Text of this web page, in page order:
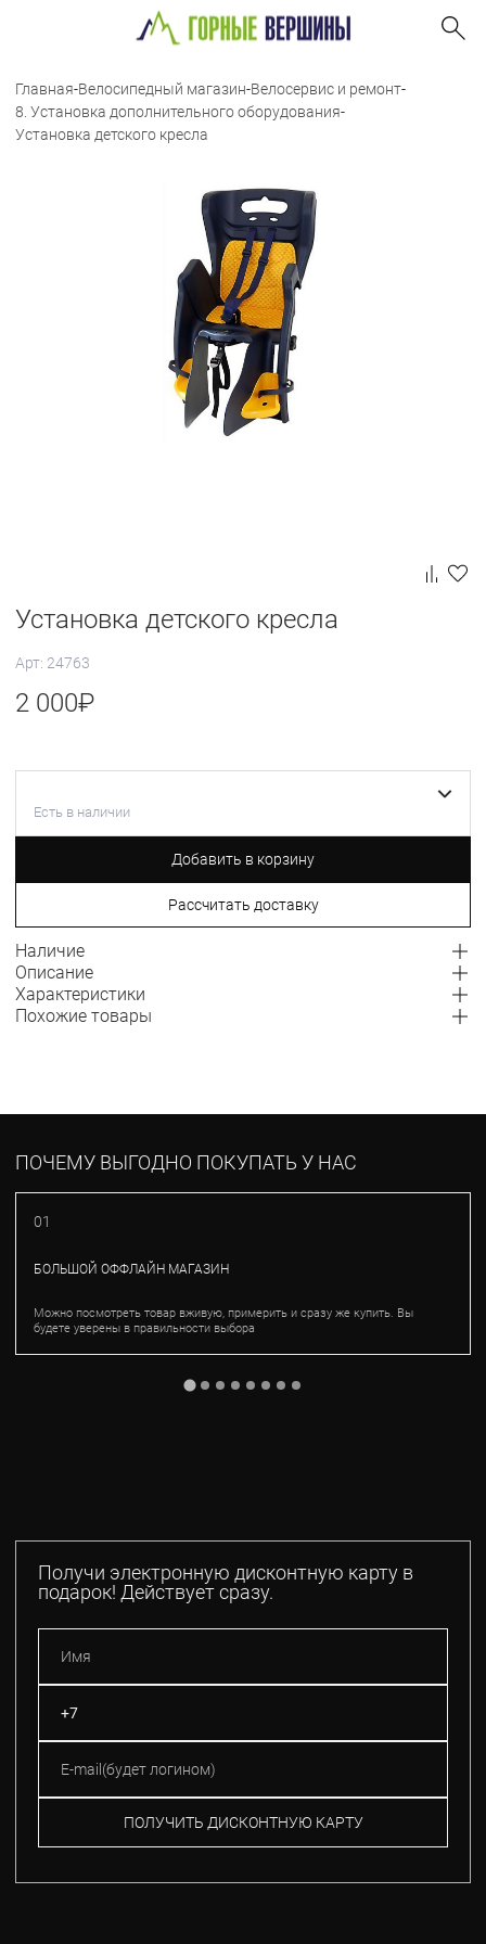
Главная-Велосипедный магазин-Велосервис и ремонт-
8. Установка дополнительного оборудования-
Установка детского кресла
Установка детского кресла
Арт: 24763
2 000₽
Есть в наличии
Добавить в корзину
Рассчитать доставку
Наличие
Описание
Характеристики
Похожие товары
ПОЧЕМУ ВЫГОДНО ПОКУПАТЬ У НАС
01
БОЛЬШОЙ ОФФЛАЙН МАГАЗИН
Можно посмотреть товар вживую, примерить и сразу же купить. Вы
будете уверены в правильности выбора
Получи электронную дисконтную карту в
подарок! Действует сразу.
ПОЛУЧИТЬ ДИСКОНТНУЮ КАРТУ